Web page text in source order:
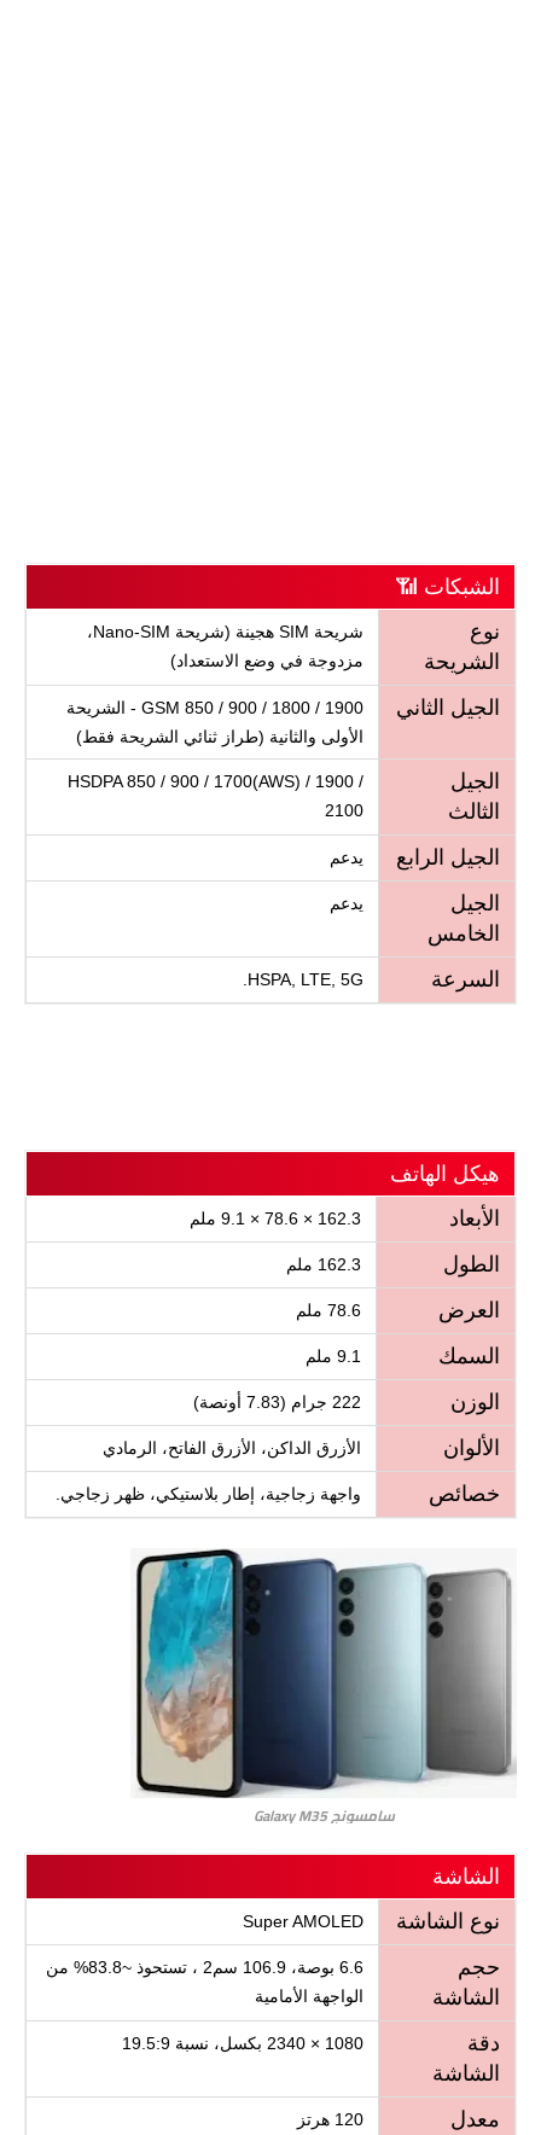
الشبكات 📶
نوع
الشريحة
شريحة SIM هجينة (شريحة Nano-SIM،
مزدوجة في وضع الاستعداد)
الجيل الثاني
GSM 850 / 900 / 1800 / 1900 - الشريحة
الأولى والثانية (طراز ثنائي الشريحة فقط)
الجيل
الثالث
HSDPA 850 / 900 / 1700(AWS) / 1900 /
2100
الجيل الرابع يدعم
الجيل
الخامس
يدعم
السرعة HSPA, LTE, 5G.
هيكل الهاتف
الأبعاد
162.3 × 78.6 × 9.1 ملم
الطول 162.3 ملم
العرض 78.6 ملم
السمك 9.1 ملم
الوزن 222 جرام (7.83 أونصة)
الألوان الأزرق الداكن، الأزرق الفاتح، الرمادي
خصائص واجهة زجاجية، إطار بلاستيكي، ظهر زجاجي.
سامسونج Galaxy M35
الشاشة
نوع الشاشة
Super AMOLED
حجم
الشاشة
6.6 بوصة، 106.9 سم2 ، تستحوذ ~83.8% من
الواجهة الأمامية
دقة
الشاشة
1080 × 2340 بكسل، نسبة 19.5:9
معدل
120 هرتز